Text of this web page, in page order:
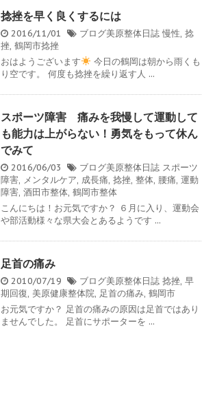
捻挫を早く良くするには
2016/11/01 ブログ美原整体日誌 慢性, 捻
挫, 鶴岡市捻挫
おはようございます
今日の鶴岡は朝から雨くも
り空です。 何度も捻挫を繰り返す人 ...
スポーツ障害 痛みを我慢して運動して
も能力は上がらない！勇気をもって休ん
でみて
2016/06/03 ブログ美原整体日誌 スポーツ
障害, メンタルケア, 成長痛, 捻挫, 整体, 腰痛, 運動
障害, 酒田市整体, 鶴岡市整体
こんにちは！お元気ですか？ ６月に入り、運動会
や部活動様々な県大会とあるようです ...
足首の痛み
2010/07/19 ブログ美原整体日誌 捻挫, 早
期回復, 美原健康整体院, 足首の痛み, 鶴岡市
お元気ですか？ 足首の痛みの原因は足首ではあり
ませんでした。 足首にサポーターを ...